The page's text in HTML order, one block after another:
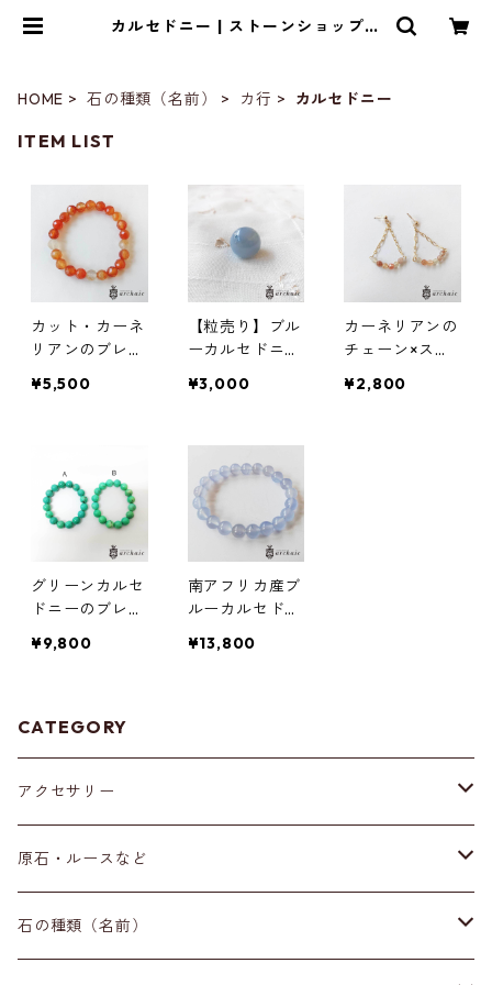
カルセドニー | ストーンショップア
HOME 石の種類（名前） カ行 カルセドニー
ITEM LIST
カット・カーネ
リアンのブレス
m）
¥5,500
【粒売り】ブル
ーカルセドニー
¥3,000
カーネリアンの
チェーン×スタ
¥2,800
グリーンカルセ
ドニーのブレス
m)・全2種
¥9,800
南アフリカ産ブ
ルーカルセドニ
ト(8mm)
¥13,800
CATEGORY
アクセサリー
ブレスレット
イヤリング・ピアス
原石・ルースなど
原石
石の種類（名前）